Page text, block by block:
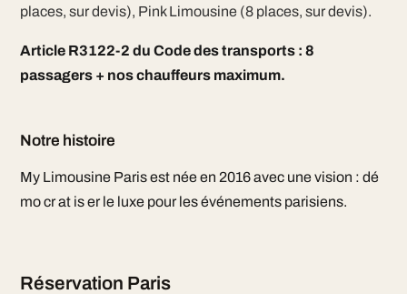
places, sur devis), Pink Limousine (8 places, sur devis).
Article R3122-2 du Code des transports : 8
passagers + nos chauffeurs maximum.
Notre histoire
My Limousine Paris est née en 2016 avec une vision : dé
mo cr at is er le luxe pour les événements parisiens.
Réservation Paris